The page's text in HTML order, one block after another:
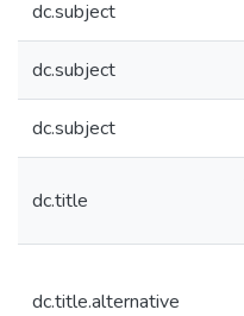
dc.subject
dc.subject
dc.subject
dc.title
dc.title.alternative